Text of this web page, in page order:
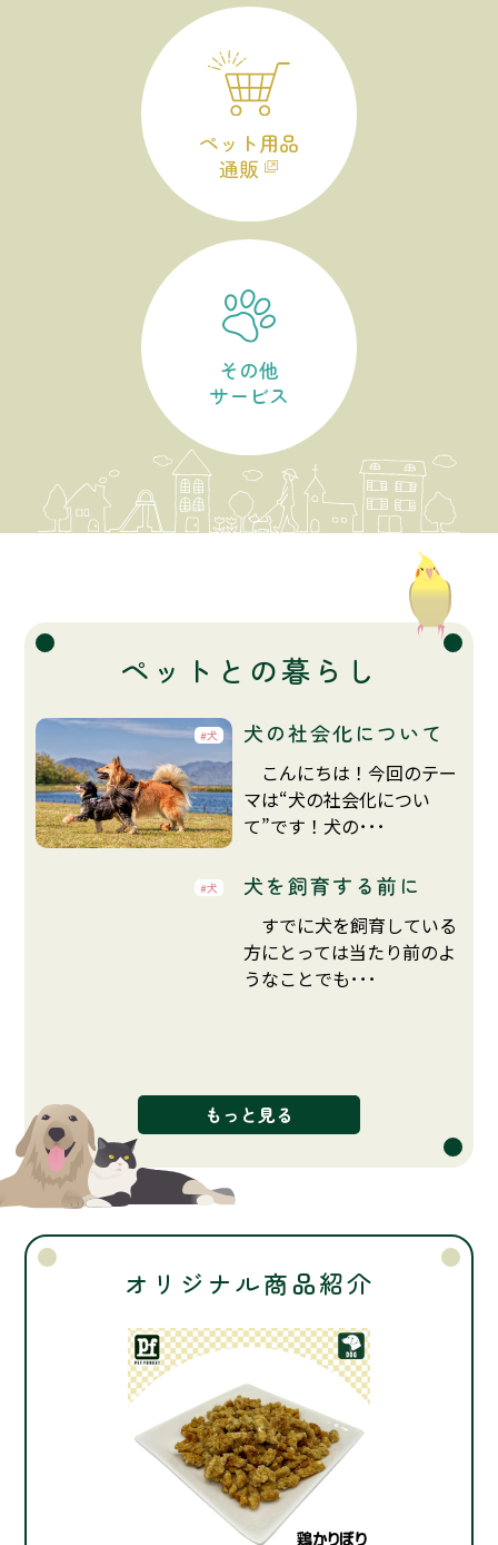
ペット用品
通販
その他
サービス
ペットとの暮らし
犬 犬の社会化について
こんにちは！今回のテー
マは“犬の社会化につい
て”です！犬の･･･
犬 犬を飼育する前に
すでに犬を飼育している
方にとっては当たり前のよ
うなことでも･･･
もっと見る
オリジナル商品紹介